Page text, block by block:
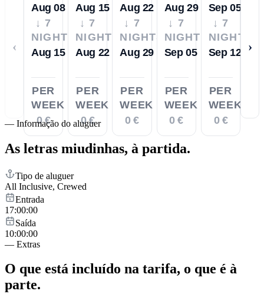
‹
Aug 08
↓ 7
NIGHTS
Aug 15
PER
WEEK
0 €
Aug 15
↓ 7
NIGHTS
Aug 22
PER
WEEK
0 €
Aug 22
↓ 7
NIGHTS
Aug 29
PER
WEEK
0 €
Aug 29
↓ 7
NIGHTS
Sep 05
PER
WEEK
0 €
Sep 05
↓ 7
NIGHTS
Sep 12
PER
WEEK
0 €
›
— Informação do aluguer
As letras miudinhas, à partida.
Tipo de aluguer
All Inclusive, Crewed
Entrada
17:00:00
Saída
10:00:00
— Extras
O que está incluído na tarifa, o que é à
parte.